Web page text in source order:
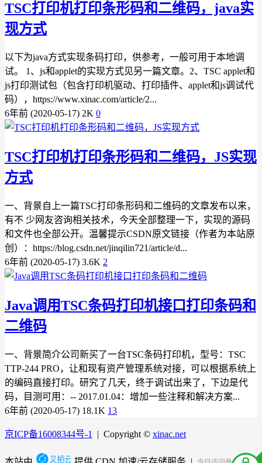
TSC打印机打印条形码和二维码，java实
现方式
以下为java方式实现条码打印，供参考，一般可用于本地调
试。 1、js和applet的实现方式见另一篇文章。2、TSC applet和
js打印测试包（包含打印机驱动、打印插件、applet和js调试代
码），https://www.xinac.com/article/2...
6年前 (2020-05-17) 2K 0
TSC打印机打印条形码和二维码，JS实现
方式
一、背景自上一篇TSC打印条形码和二维码的文章发布以来，
有不 少网友咨询相关技术，今天全部整理一下，实现的源码
和文件也全部公开。温馨提示CSDN原文链接（作者为本站原
创）：https://blog.csdn.net/jinqilin721/article/d...
6年前 (2020-05-17) 3.6K 2
Java调用TSC条码打印机接口打印条码和
二维码
一、背景简介公司新买了一台TSC条码打印机，型号：TSC
TTP-244 PRO，让和现有资产管理系统对接，可以根据系统上
的编码直接打印。研究了几天，终于调试出来了，下边是代
码，目测可用：-- 2017.01.04：增加一些注释和解决方案...
6年前 (2020-05-17) 18.1K 13
京ICP备16008344号-1 | Copyright © xinac.net